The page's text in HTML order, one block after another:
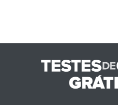
TESTES DE